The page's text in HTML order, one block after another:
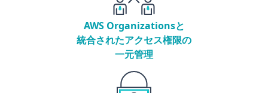
AWS Organizationsと
統合されたアクセス権限の
一元管理